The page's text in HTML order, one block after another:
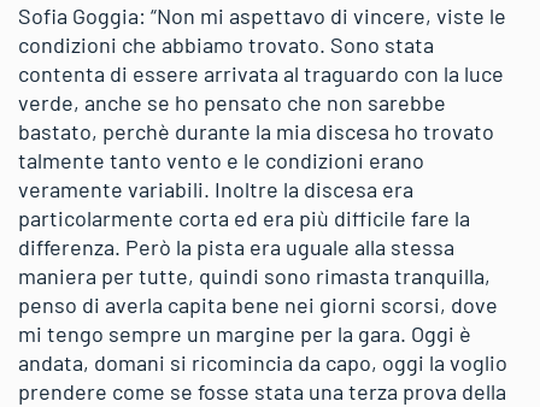
Sofia Goggia: “Non mi aspettavo di vincere, viste le
condizioni che abbiamo trovato. Sono stata
contenta di essere arrivata al traguardo con la luce
verde, anche se ho pensato che non sarebbe
bastato, perchè durante la mia discesa ho trovato
talmente tanto vento e le condizioni erano
veramente variabili. Inoltre la discesa era
particolarmente corta ed era più difficile fare la
differenza. Però la pista era uguale alla stessa
maniera per tutte, quindi sono rimasta tranquilla,
penso di averla capita bene nei giorni scorsi, dove
mi tengo sempre un margine per la gara. Oggi è
andata, domani si ricomincia da capo, oggi la voglio
prendere come se fosse stata una terza prova della